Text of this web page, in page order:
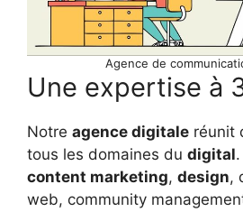
Agence de
Une expertise à
Notre agence digitale réunit
tous les domaines du digital
content marketing, design,
web, community